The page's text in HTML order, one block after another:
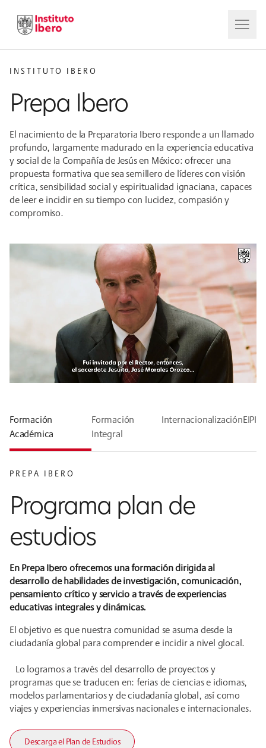
INSTITUTO IBERO
Prepa Ibero
El nacimiento de la Preparatoria Ibero responde a un llamado
profundo, largamente madurado en la experiencia educativa
y social de la Compañía de Jesús en México: ofrecer una
propuesta formativa que sea semillero de líderes con visión
crítica, sensibilidad social y espiritualidad ignaciana, capaces
de leer e incidir en su tiempo con lucidez, compasión y
compromiso.
Formación
Académica
Formación
Integral
InternacionalizaciónEIPI
PREPA IBERO
Programa plan de
estudios
En Prepa Ibero ofrecemos una formación dirigida al
desarrollo de habilidades de investigación, comunicación,
pensamiento crítico y servicio a través de experiencias
educativas integrales y dinámicas.
El objetivo es que nuestra comunidad se asuma desde la
ciudadanía global para comprender e incidir a nivel glocal.
Lo logramos a través del desarrollo de proyectos y
programas que se traducen en: ferias de ciencias e idiomas,
modelos parlamentarios y de ciudadanía global, así como
viajes y experiencias inmersivas nacionales e internacionales.
Descarga el Plan de Estudios